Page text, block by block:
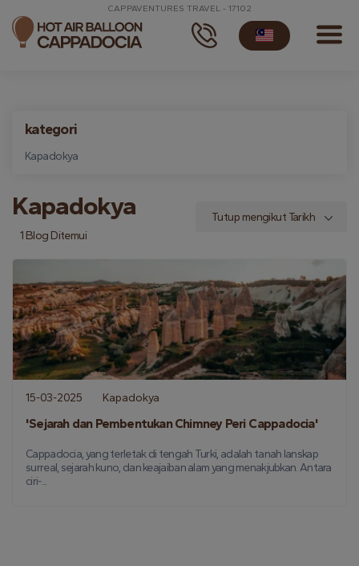
CAPPAVENTURES TRAVEL - 17102
kategori
Kapadokya
Kapadokya
1 Blog Ditemui
15-03-2025 Kapadokya
'Sejarah dan Pembentukan Chimney Peri Cappadocia'
Cappadocia, yang terletak di tengah Turki, adalah tanah lanskap
surreal, sejarah kuno, dan keajaiban alam yang menakjubkan. Antara
ciri-...